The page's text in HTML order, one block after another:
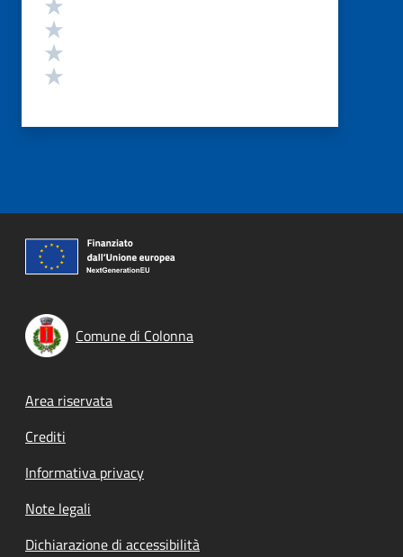
Comune di Colonna
Footer menu
Area riservata
Crediti
Informativa privacy
Note legali
Dichiarazione di accessibilità